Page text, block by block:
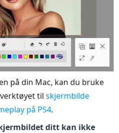
på din Mac, kan du bruke
tilskjermbilde
på PS4.
ditt kan ikke